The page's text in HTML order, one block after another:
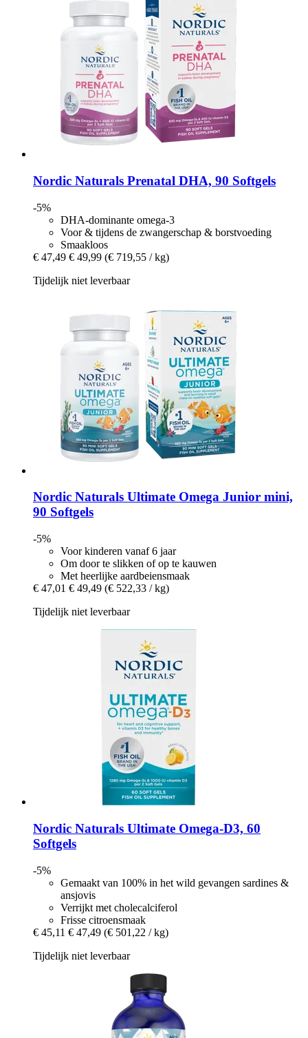
Nordic Naturals Prenatal DHA, 90 Softgels
-5%
DHA-dominante omega-3
Voor & tijdens de zwangerschap & borstvoeding
Smaakloos
€ 47,49 € 49,99 (€ 719,55 / kg)
Tijdelijk niet leverbaar
Nordic Naturals Ultimate Omega Junior mini,
90 Softgels
-5%
Voor kinderen vanaf 6 jaar
Om door te slikken of op te kauwen
Met heerlijke aardbeiensmaak
€ 47,01 € 49,49 (€ 522,33 / kg)
Tijdelijk niet leverbaar
Nordic Naturals Ultimate Omega-​D3, 60
Softgels
-5%
Gemaakt van 100% in het wild gevangen sardines &
ansjovis
Verrijkt met cholecalciferol
Frisse citroensmaak
€ 45,11 € 47,49 (€ 501,22 / kg)
Tijdelijk niet leverbaar